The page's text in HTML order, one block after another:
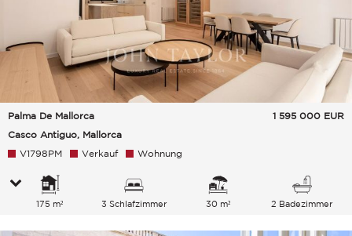
Palma De Mallorca
Casco Antiguo, Mallorca
1 595 000 EUR
V1798PM Verkauf Wohnung
175 m² 3 Schlafzimmer 30 m² 2 Badezimmer